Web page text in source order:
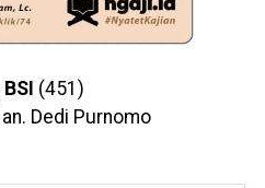
BSI (451)
an. Dedi Purnomo